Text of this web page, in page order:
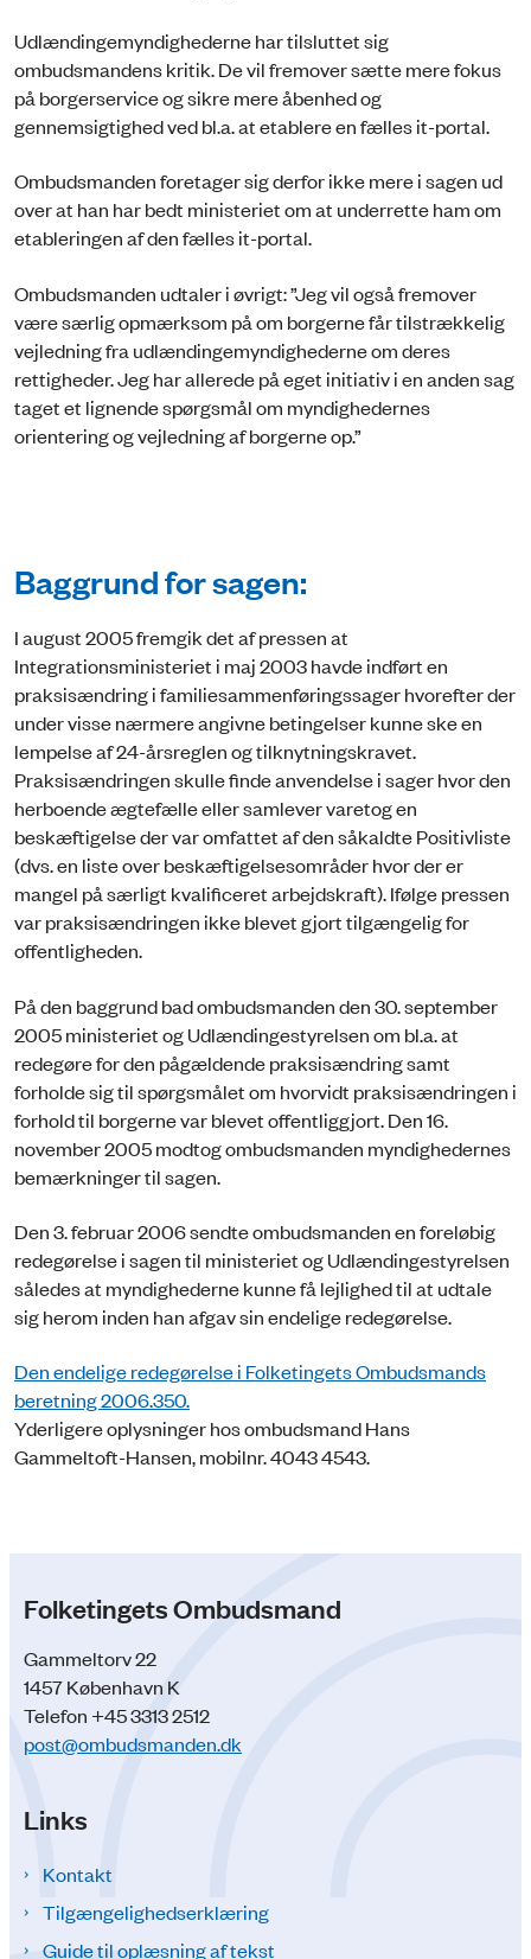
Udlændingemyndighederne har tilsluttet sig
ombudsmandens kritik. De vil fremover sætte mere fokus
på borgerservice og sikre mere åbenhed og
gennemsigtighed ved bl.a. at etablere en fælles it-portal.
Ombudsmanden foretager sig derfor ikke mere i sagen ud
over at han har bedt ministeriet om at underrette ham om
etableringen af den fælles it-portal.
Ombudsmanden udtaler i øvrigt: ”Jeg vil også fremover
være særlig opmærksom på om borgerne får tilstrækkelig
vejledning fra udlændingemyndighederne om deres
rettigheder. Jeg har allerede på eget initiativ i en anden sag
taget et lignende spørgsmål om myndighedernes
orientering og vejledning af borgerne op.”
Baggrund for sagen:
I august 2005 fremgik det af pressen at
Integrationsministeriet i maj 2003 havde indført en
praksisændring i familiesammenføringssager hvorefter der
under visse nærmere angivne betingelser kunne ske en
lempelse af 24-årsreglen og tilknytningskravet.
Praksisændringen skulle finde anvendelse i sager hvor den
herboende ægtefælle eller samlever varetog en
beskæftigelse der var omfattet af den såkaldte Positivliste
(dvs. en liste over beskæftigelsesområder hvor der er
mangel på særligt kvalificeret arbejdskraft). Ifølge pressen
var praksisændringen ikke blevet gjort tilgængelig for
offentligheden.
På den baggrund bad ombudsmanden den 30. september
2005 ministeriet og Udlændingestyrelsen om bl.a. at
redegøre for den pågældende praksisændring samt
forholde sig til spørgsmålet om hvorvidt praksisændringen i
forhold til borgerne var blevet offentliggjort. Den 16.
november 2005 modtog ombudsmanden myndighedernes
bemærkninger til sagen.
Den 3. februar 2006 sendte ombudsmanden en foreløbig
redegørelse i sagen til ministeriet og Udlændingestyrelsen
således at myndighederne kunne få lejlighed til at udtale
sig herom inden han afgav sin endelige redegørelse.
Den endelige redegørelse i Folketingets Ombudsmands
beretning 2006.350.
Yderligere oplysninger hos ombudsmand Hans
Gammeltoft-Hansen, mobilnr. 4043 4543.
Folketingets Ombudsmand
Gammeltorv 22
1457 København K
Telefon +45 3313 2512
post@ombudsmanden.dk
Links
Kontakt
Tilgængelighedserklæring
Guide til oplæsning af tekst